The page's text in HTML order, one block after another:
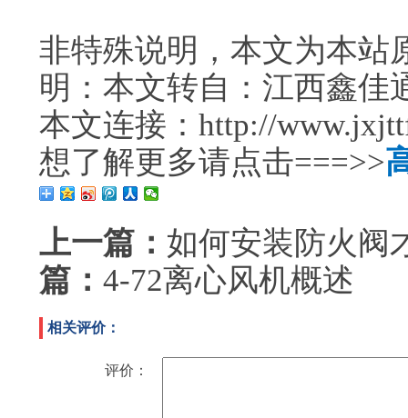
非特殊说明，本文为本站
明：本文转自：江西鑫佳
本文连接：http://
想了解更多请点击===>>
上一篇： 如何安装防火阀
篇： 4-72离心风机概述
相关评价：
评价：